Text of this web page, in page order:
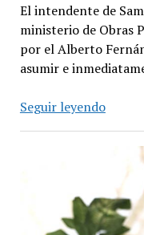
El intendente de
ministerio de Obras
por el Alberto
asumir e
Seguir leyendo